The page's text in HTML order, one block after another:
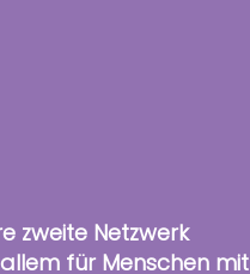
zweite Netzwerk
für Menschen mit